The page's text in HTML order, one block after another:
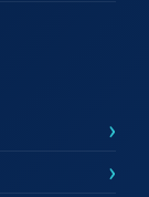
›
›